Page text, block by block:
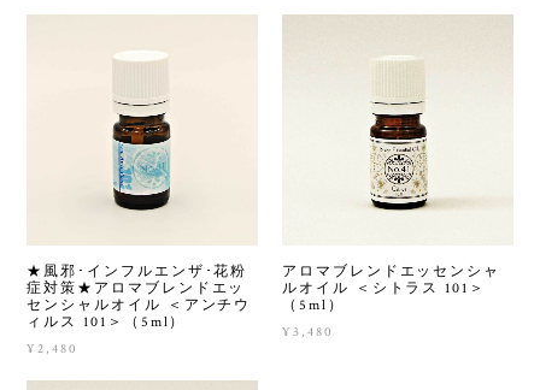
★風邪･インフルエンザ･花粉
症対策★アロマブレンドエッ
センシャルオイル ＜アンチウ
ィルス 101＞（5ml）
¥2,480
アロマブレンドエッセンシャ
ルオイル ＜シトラス 101＞
（5ml）
¥3,480